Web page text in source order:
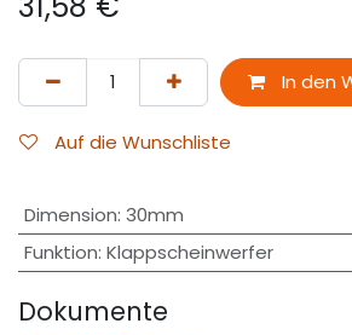
In den
Auf die Wunschliste
Dimension: 30mm
Funktion: Klappscheinwerfer
Dokumente